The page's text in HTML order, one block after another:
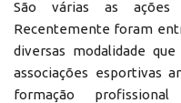
São várias as ações
Recentemente foram
diversas modalidade
associações esportivas
formação